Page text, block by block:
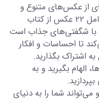
از عکس‌های متنوع و
زیبا دعوت می‌کنیم. این مجموعه شامل 22 عکس از کتاب
شگفتی‌های جذاب است
تا احساسات و افکار
اشتراک بگذارید.
الهام بگیرید و به
شما را به دنیای